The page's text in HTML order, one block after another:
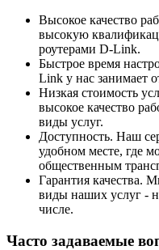
Высокое качество
высокую
роутерами D-Link.
Быстрое время
Link у нас занимает
Низкая стоимость
высокое качество
виды услуг.
Доступность. Наш
удобном месте, где
общественным
Гарантия качества.
виды наших услуг -
числе.
Часто задаваемые